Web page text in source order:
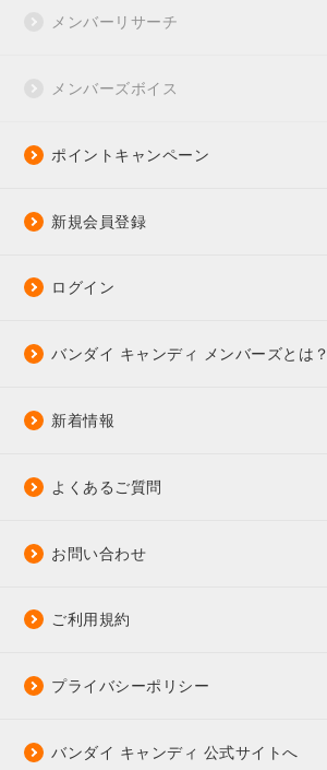
メンバーリサーチ
メンバーズボイス
ポイントキャンペーン
新規会員登録
ログイン
バンダイ キャンディ メンバーズとは？
新着情報
よくあるご質問
お問い合わせ
ご利用規約
プライバシーポリシー
バンダイ キャンディ 公式サイトへ